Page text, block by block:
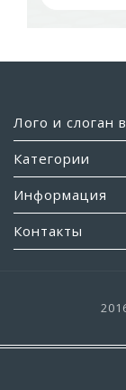
Лого и слоган
Категории
Информация
Контакты